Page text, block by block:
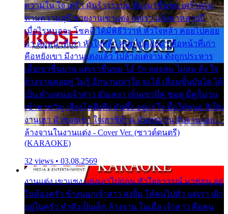
ความใน ใจ เศร้า มันร้าวระบม ต้องมาขื่นขม เศร้าตรม
ท่ามความสุขี ช่วยงานเขาแต่ง แต่เรา แล้งมาหลายปี
เมื่อไรหนอจะ โชคดี ได้มีพิธีวิวาห์ หัวใจหล้า คอยไปคอย
มา คือหน้าที่เก่า หัวใจหล้า คอยไปคอยมา คือหน้าที่เก่า
คือหยังเขา มีงานแต่งแล้ว ไปล้างแต่จาน ดั่งถูกประหาร
เมื่อเขาชื่นบาน แต่เราขื่นขม โอ้ รัก ลอยลม ไม่สม ดัง ใจ
ล้างจานคอยคู่ ไม่รู้ อีกนานเท่าใด จะได้ เลื่อนขั้นบันได ได้
เป็น ตำแหน่งเจ้าสาว มันเหงา เห็นเขามีคู่ ซมดู มีคู่ก็ม่วน
เข้าพาขวัญ เสียงโห่ตึงตึง มันซึ้ง อยู่แก่ใจ มื้อใด๋หนอ สิเป็น
งานเฮา มัวซอยเขา ใจเฮาซิด้าน มันทรมาน จับจาน เอย…
ล้างจานในงานแต่ง - Cover Ver. (ซาวด์ดนตรี)
(KARAOKE)
32 views • 03.08.2569
งานแต่ง เขาแซง แย่งเอาไปก่อน หัวใจอาวรณ์ มาซ่อน อยู่
ในห้องครัว ข้างนอกเจ้าสาว ส่งยิ้ม ให้คนไปทั่ว แต่เรา เฝ้า
อยู่ในครัว ทำตัวเป็นเด็ก ล้างจาน ในเมื่อ เจ้าสาว คือคน